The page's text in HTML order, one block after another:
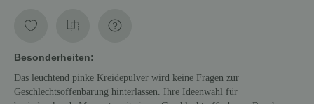
Besonderheiten:
Das leuchtend pinke Kreidepulver wird keine Fragen zur
Geschlechtsoffenbarung hinterlassen. Ihre Ideenwahl für